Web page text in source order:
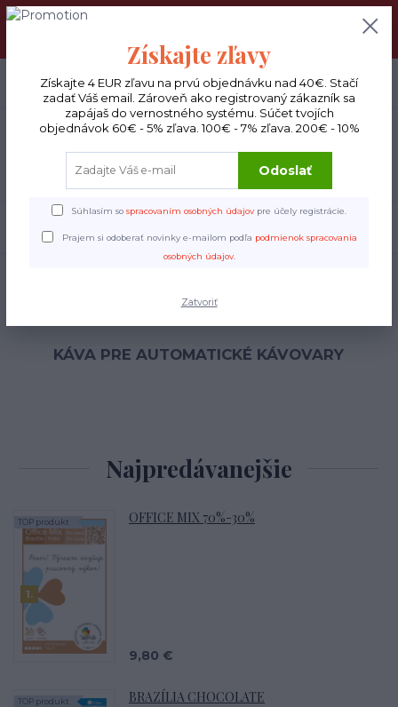
DOPRAVA ZADARMO : Od 30€ objednávky (Packeta BOX ), 50€
VERNOSTNOM PROGRAME!
Menu
EUR
Automat
KÁVA PRE AUTOMATICKÉ KÁVOVARY
Najpredávanejšie
1.
OFFICE MIX 70%-30%
TOP produkt
9,80 €
BRAZÍLIA CHOCOLATE
TOP produkt
Získajte zľavy
Získajte 4 EUR zľavu na prvú objednávku nad 40€. Stačí
zadať Váš email. Zároveň ako registrovaný zákazník sa
zapájaš do vernostného systému. Súčet tvojích
objednávok 60€ - 5% zľava. 100€ - 7% zľava. 200€ - 10%
Odoslať
Súhlasím so spracovaním osobných údajov pre účely registrácie.
Prajem si odoberať novinky e-mailom podľa podmienok spracovania
osobných údajov.
Zatvoriť